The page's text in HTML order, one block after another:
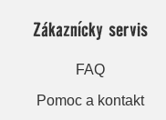
Zákaznícky servis
FAQ
Pomoc a kontakt